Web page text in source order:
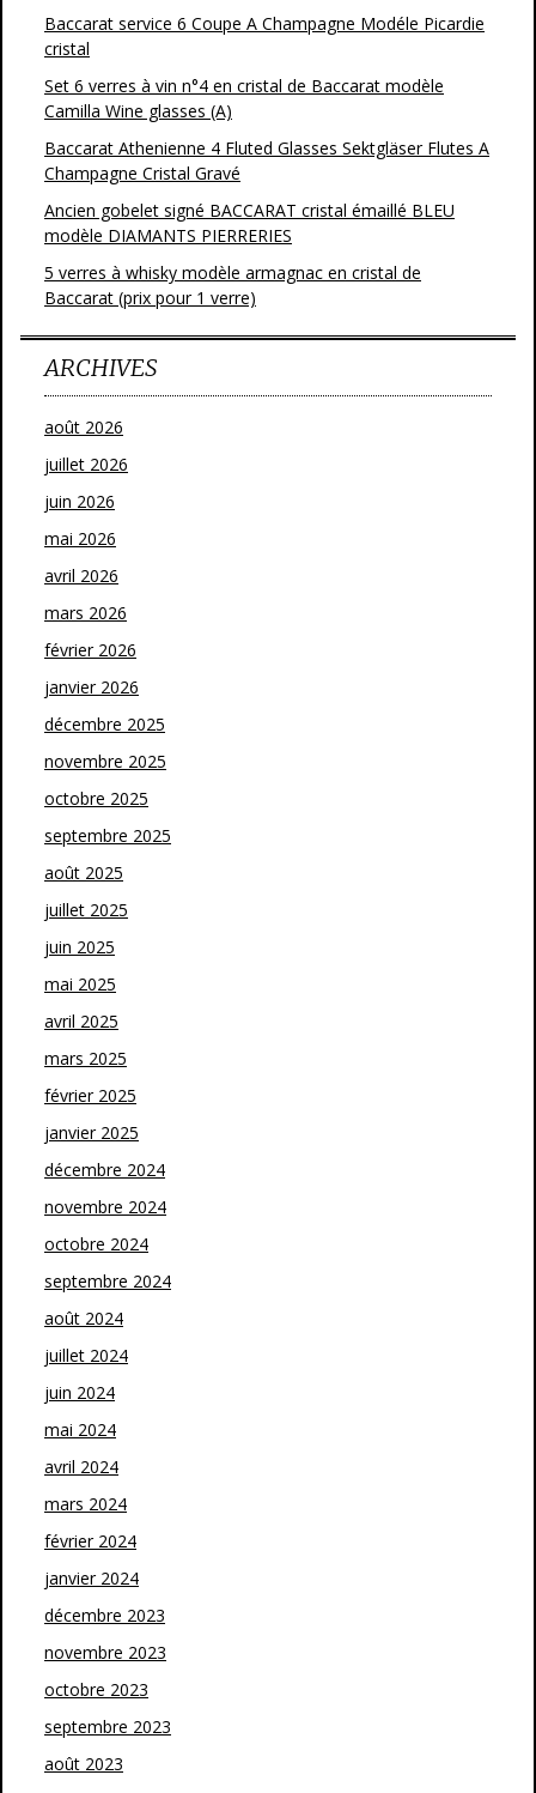
Baccarat service 6 Coupe A Champagne Modéle Picardie
cristal
Set 6 verres à vin n°4 en cristal de Baccarat modèle
Camilla Wine glasses (A)
Baccarat Athenienne 4 Fluted Glasses Sektgläser Flutes A
Champagne Cristal Gravé
Ancien gobelet signé BACCARAT cristal émaillé BLEU
modèle DIAMANTS PIERRERIES
5 verres à whisky modèle armagnac en cristal de
Baccarat (prix pour 1 verre)
ARCHIVES
août 2026
juillet 2026
juin 2026
mai 2026
avril 2026
mars 2026
février 2026
janvier 2026
décembre 2025
novembre 2025
octobre 2025
septembre 2025
août 2025
juillet 2025
juin 2025
mai 2025
avril 2025
mars 2025
février 2025
janvier 2025
décembre 2024
novembre 2024
octobre 2024
septembre 2024
août 2024
juillet 2024
juin 2024
mai 2024
avril 2024
mars 2024
février 2024
janvier 2024
décembre 2023
novembre 2023
octobre 2023
septembre 2023
août 2023